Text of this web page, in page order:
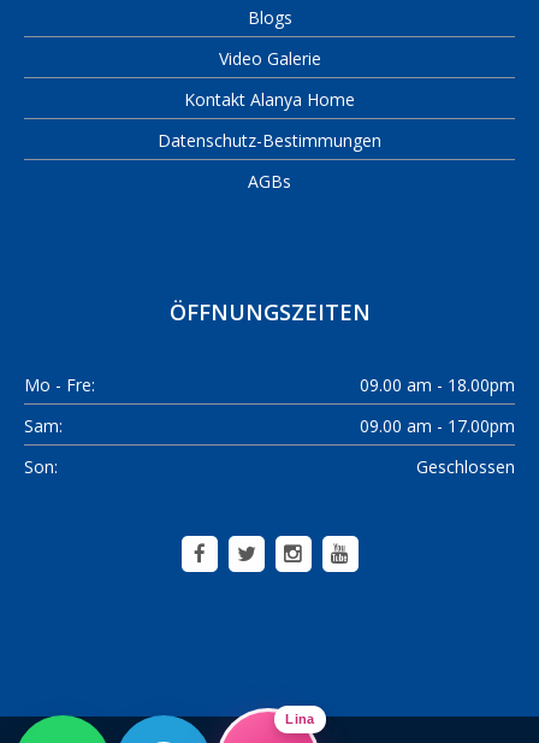
Blogs
Video Galerie
Kontakt Alanya Home
Datenschutz-Bestimmungen
AGBs
ÖFFNUNGSZEITEN
Mo - Fre:
09.00 am - 18.00pm
Sam:
09.00 am - 17.00pm
Son:
Geschlossen
Lina